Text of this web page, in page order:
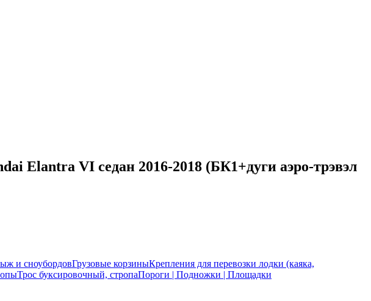
Elantra VI седан 2016-2018 (БК1+дуги аэро-трэвэл
и сноубордовГрузовые корзиныКрепления для перевозки лодки (каяка,
Трос буксировочный, стропаПороги | Подножки | Площадки